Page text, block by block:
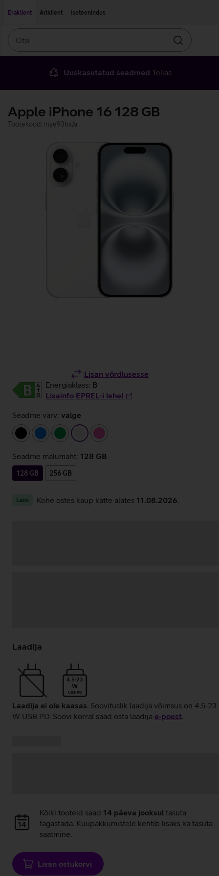
Eraklient
Äriklient Iseteenindus
Otsin
Uuskasutatud seadmed Telias
Apple iPhone 16 128 GB
Tootekood: mye93hx/a
Lisan võrdlusesse
Energiaklass: B
Lisainfo EPREL-i lehel
Seadme värv: valge
must
sinine rohelinevalge roosa
Seadme mälumaht: 128 GB
128 GB 256 GB
Laos Kohe ostes kaup kätte alates 11.08.2026
laadimine
Laadija
4.5-23
W
USB PD
Laadija ei ole kaasas. Soovituslik laadija võimsus on 4.5-23
W USB PD. Soovi korral saad osta laadija e‑poest.
Andmete
laadimine
Kõiki tooteid saad 14 päeva jooksul tasuta
tagastada. Kuupakkumistele kehtib lisaks ka tasuta
saatmine.
Lisan ostukorvi